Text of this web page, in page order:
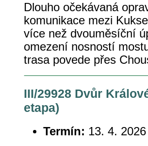
Dlouho očekávaná
komunikace mezi
více než dvouměsíční
omezení nosností
trasa povede přes
III/29928 Dvůr
etapa)
Termín: 13. 4.